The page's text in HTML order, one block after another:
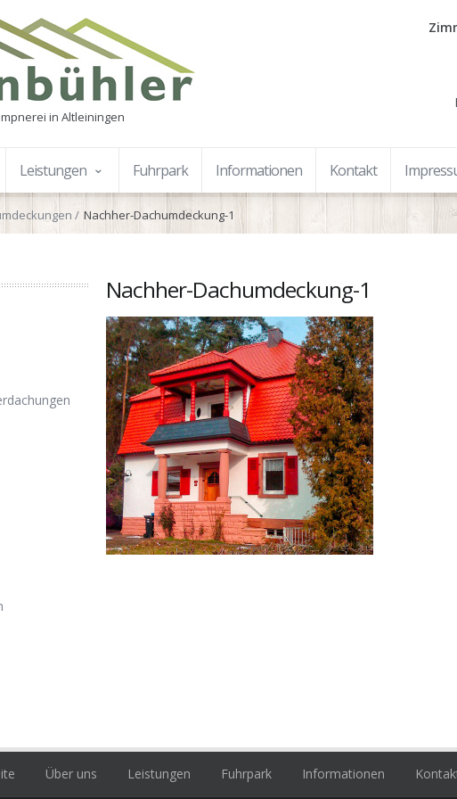
in Altleiningen
Leistungen Fuhrpark Informationen Kontakt
Nachher-Dachumdeckung-1
Nachher-Dachumdeckung-1
Über uns Leistungen Fuhrpark Informationen